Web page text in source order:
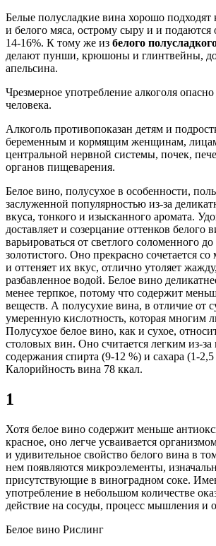
Белые полусладкие вина хорошо
и белого мяса, острому сыру и и
14-16%. К тому же из белого
делают пунши, крюшоны и глинтвейны,
апельсина.
Чрезмерное употребление алкоголя опасно
человека.
Алкоголь противопоказан детям и
беременным и кормящим женщинам,
центральной нервной системы, почек,
органов пищеварения.
Белое вино, полусухое в особенности,
заслуженной популярностью из-за
вкуса, тонкого и изысканного аромата.
доставляет и созерцание оттенков белого
варьироваться от светлого соломенного
золотистого. Оно прекрасно сочетается
и оттеняет их вкус, отлично утоляет
разбавленное водой. Белое вино
менее терпкое, потому что содержит
веществ. А полусухие вина, в отличие от
умеренную кислотность, которая многим
Полусухое белое вино, как и сухое,
столовых вин. Оно считается легким из-за
содержания спирта (9-12 %) и сахара (1-
Калорийность вина 78 ккал.
1
Хотя белое вино содержит меньше
красное, оно легче усваивается
и удивительное свойство белого вина в
нем появляются микроэлементы,
присутствующие в виноградном соке.
употребление в небольшом количестве
действие на сосуды, процесс мышления и
Белое вино Рислинг